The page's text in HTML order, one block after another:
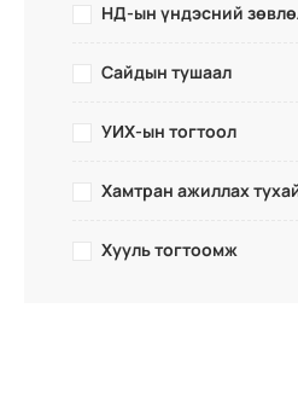
НД-ын үндэсний
Сайдын тушаал
УИХ-ын тогтоол
Хамтран ажиллах
Хууль тогтоомж